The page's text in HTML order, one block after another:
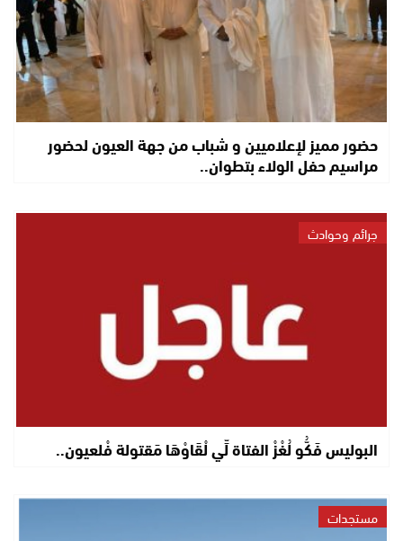
حضور مميز لإعلاميين و شباب من جهة العيون لحضور
مراسيم حفل الولاء بتطوان..
جرائم وحوادث
البوليس فَكُّو لُغْزْ الفتاة لِّي لْقَاوْهَا مَقتولة فْلعيون..
مستجدات